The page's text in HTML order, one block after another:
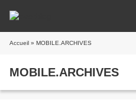
Accueil » MOBILE.ARCHIVES
MOBILE.ARCHIVES